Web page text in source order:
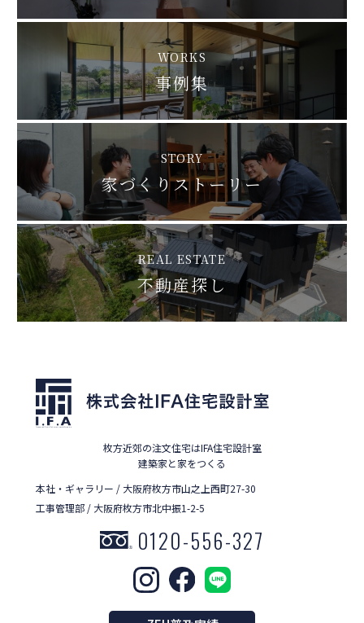
WORKS
事例集
STORY
家づくりストーリー
REAL ESTATE
不動産探し
枚方近郊の注文住宅はIFA住宅設計室
建築家と家をつくる
本社・ギャラリー / 大阪府枚方市山之上西町27-30
工事管理部 / 大阪府枚方市北中振1-2-5
0120-556-327